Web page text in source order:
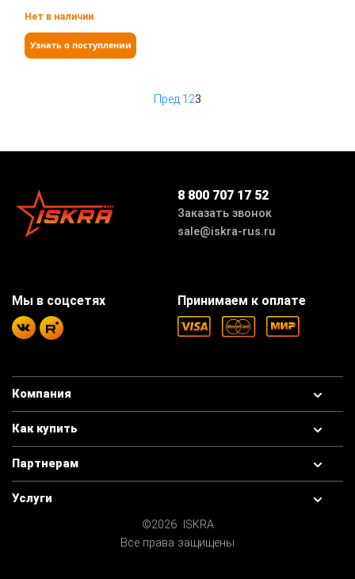
Нет в наличии
Узнать о поступлении
Пред.1 23
8 800 707 17 52
Заказать звонок
sale@iskra-rus.ru
Компания
Как купить
Партнерам
Услуги
©2026 ISKRA
Все права защищены
Принимаем к оплате
Мы в соцсетях